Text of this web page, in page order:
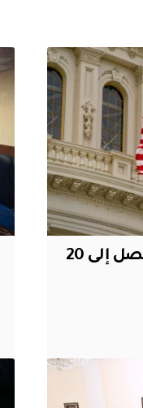
أميركا تقر سندات تأشيرات تصل إلى 20